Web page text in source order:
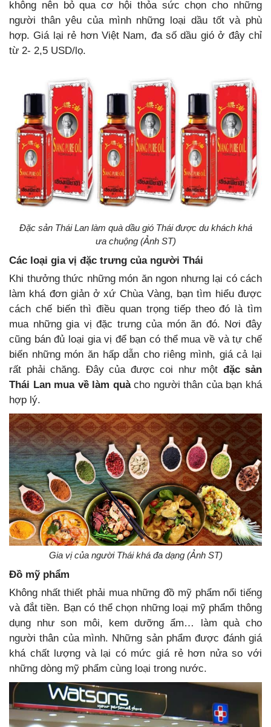
không nên bỏ qua cơ hội thỏa sức chọn cho những
người thân yêu của mình những loại dầu tốt và phù
hợp. Giá lại rẻ hơn Việt Nam, đa số dầu gió ở đây chỉ
từ 2- 2,5 USD/lọ.
Đặc sản Thái Lan làm quà dầu gió Thái được du khách khá
ưa chuộng (Ảnh ST)
Các loại gia vị đặc trưng của người Thái
Khi thưởng thức những món ăn ngon nhưng lại có cách
làm khá đơn giản ở xứ Chùa Vàng, bạn tìm hiểu được
cách chế biến thì điều quan trọng tiếp theo đó là tìm
mua những gia vị đặc trưng của món ăn đó. Nơi đây
cũng bán đủ loại gia vị để bạn có thể mua về và tự chế
biến những món ăn hấp dẫn cho riêng mình, giá cả lại
rất phải chăng. Đây của được coi như một đặc sản
Thái Lan mua về làm quàcho người thân của bạn khá
hợp lý.
Gia vị của người Thái khá đa dạng (Ảnh ST)
Đồ mỹ phẩm
Không nhất thiết phải mua những đồ mỹ phẩm nổi tiếng
và đắt tiền. Bạn có thể chọn những loại mỹ phẩm thông
dụng như son môi, kem dưỡng ẩm… làm quà cho
người thân của mình. Những sản phẩm được đánh giá
khá chất lượng và lại có mức giá rẻ hơn nửa so với
những dòng mỹ phẩm cùng loại trong nước.